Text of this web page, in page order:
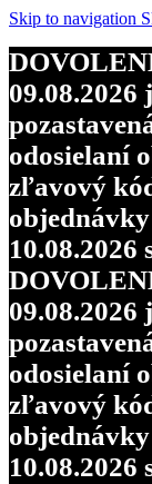
Skip to navigation
09.08.2026
odosielaní
zľavový
10.08.2026
09.08.2026
odosielaní
zľavový
10.08.2026